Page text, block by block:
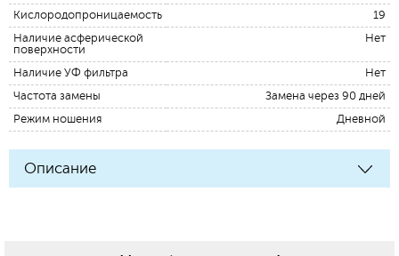
Кислородопроницаемость
19
Наличие асферической
поверхности
Нет
Наличие УФ фильтра
Нет
Частота замены
Замена через 90 дней
Режим ношения
Дневной
Описание